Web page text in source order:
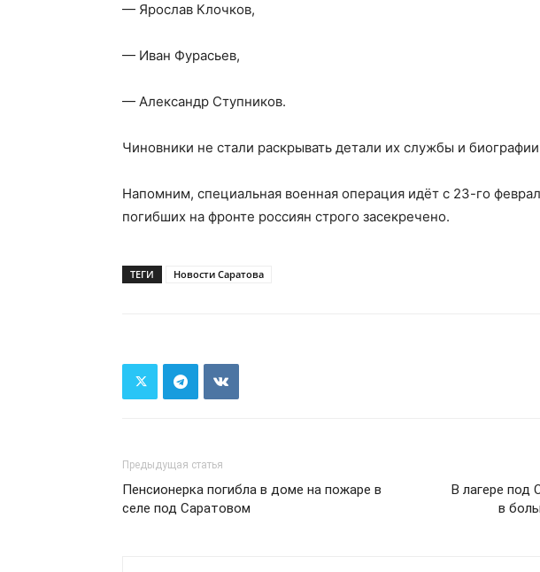
— Ярослав Клочков,
— Иван Фурасьев,
— Александр Ступников.
Чиновники не стали раскрывать детали их службы и
Напомним, специальная военная операция идёт с 23-го
погибших на фронте россиян строго засекречено.
ТЕГИ Новости Саратова
Предыдущая статья
Пенсионерка погибла в доме на пожаре в
селе под Саратовом
В лагере под
в